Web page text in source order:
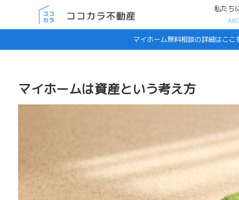
私たち
マイホーム無料相談の詳細はここ
マイホームは資産という考え方